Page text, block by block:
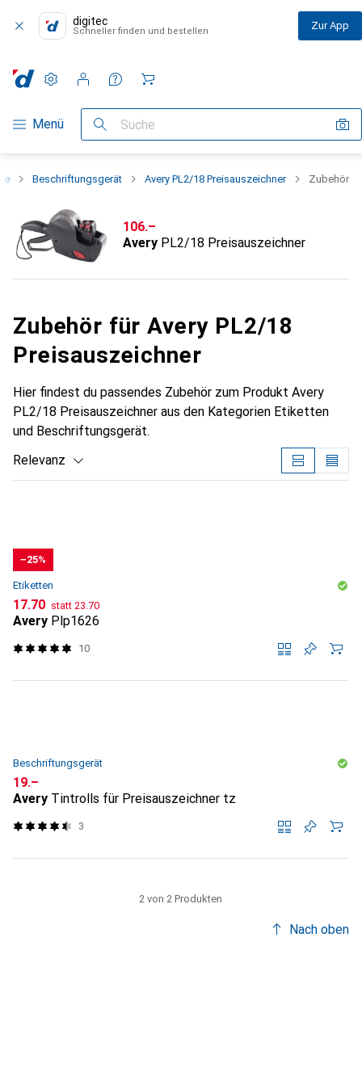
digitec
Schneller finden und bestellen Zur App
Navigation nach Kategorien
Menü Suche
Einstellungen
Kundenkonto
Vergleichslisten
Merklisten
Warenkorb
Beschriftungsgerät Avery PL2/18 Preisauszeichner Zubehör
CHF
106.–
Avery PL2/18 Preisauszeichner
Zubehör für Avery PL2/18
Preisauszeichner
Hier findest du passendes Zubehör zum Produkt Avery
PL2/18 Preisauszeichner aus den Kategorien Etiketten
und Beschriftungsgerät.
Relevanz
−25%
Etiketten
CHF
17.70 statt CHF
23.70
Avery Plp1626
10
Beschriftungsgerät
CHF
19.–
Avery Tintrolls für Preisauszeichner tz
3
2 von 2 Produkten
Nach oben